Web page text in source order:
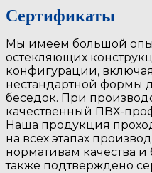
Сертификаты
Мы имеем большой
остекляющих
конфигурации,
нестандартной формы
беседок. При
качественный ПВХ-
Наша продукция
на всех этапах
нормативам качества и
также подтверждено